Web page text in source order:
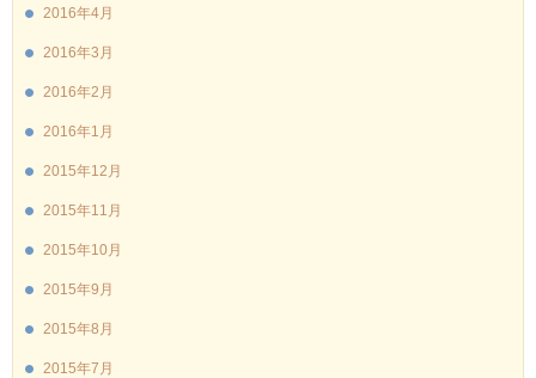
2016年4月
2016年3月
2016年2月
2016年1月
2015年12月
2015年11月
2015年10月
2015年9月
2015年8月
2015年7月